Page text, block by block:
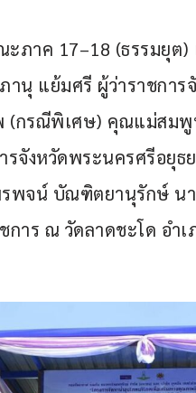
ภาค 17–18 (ธรรมยุต)
นุ แย้มศรี ผู้ว่าราชกา
(กรณีพิเศษ) คุณแม่สมพู
รจังหวัดพระนครศรีอยุ
พจน์ บัณฑิตยานุรักษ์ น
การ ณ วัดลาดชะโด อำ